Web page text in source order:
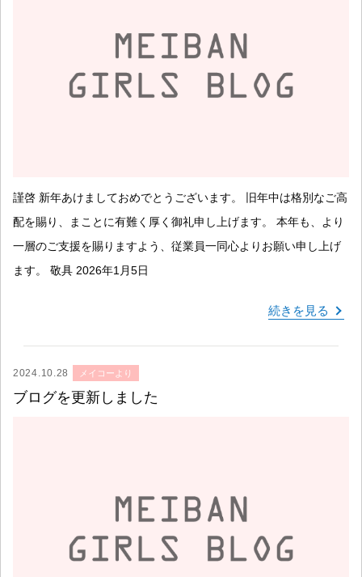
謹啓 新年あけましておめでとうございます。 旧年中は格別なご高
配を賜り、まことに有難く厚く御礼申し上げます。 本年も、より
一層のご支援を賜りますよう、従業員一同心よりお願い申し上げ
ます。 敬具 2026年1月5日
続きを見る
2024.10.28 メイコーより
ブログを更新しました